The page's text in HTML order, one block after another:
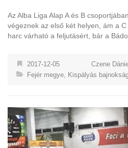
Az Alba Liga Alap A és B
végeznek az első két helyen, ám a
harc várható a feljutásért, bár a
2017-12-05
Czene
Fejér megye, Kispályás